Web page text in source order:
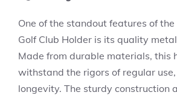
One of the standout features of
Golf Club Holder is its quality
Made from durable materials, this
withstand the rigors of regular
longevity. The sturdy construction